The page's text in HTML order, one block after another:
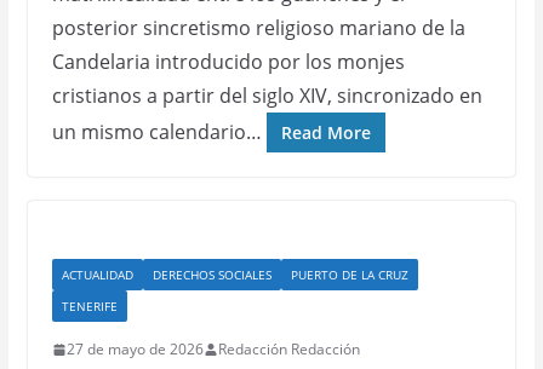
posterior sincretismo religioso mariano de la
Candelaria introducido por los monjes
cristianos a partir del siglo XIV, sincronizado en
un mismo calendario…
Read More
ACTUALIDAD DERECHOS SOCIALES
PUERTO DE LA CRUZ
TENERIFE
27 de mayo de 2026 Redacción Redacción